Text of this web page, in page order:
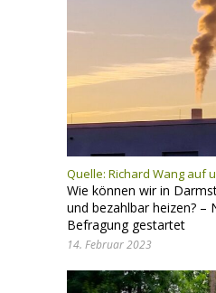
Quelle: Richard Wang auf
Wie können wir in
und bezahlbar heizen? –
Befragung gestartet
14. Februar 2023